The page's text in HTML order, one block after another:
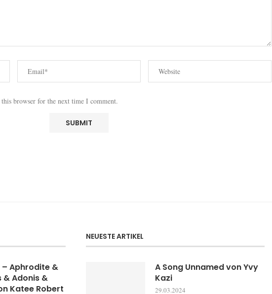
browser for the next time I comment.
– Aphrodite &
& Adonis &
Katee Robert
NEUESTE ARTIKEL
A Song Unnamed von Yvy
Kazi
29.03.2024